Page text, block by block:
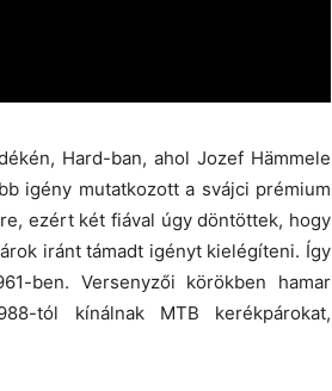
Hard-ban, ahol Jozef Hämmele
igény mutatkozott a svájci prémium
ezért két fiával úgy döntöttek, hogy
iránt támadt igényt kielégíteni. Így
ben. Versenyzői körökben hamar
tól kínálnak MTB kerékpárokat,